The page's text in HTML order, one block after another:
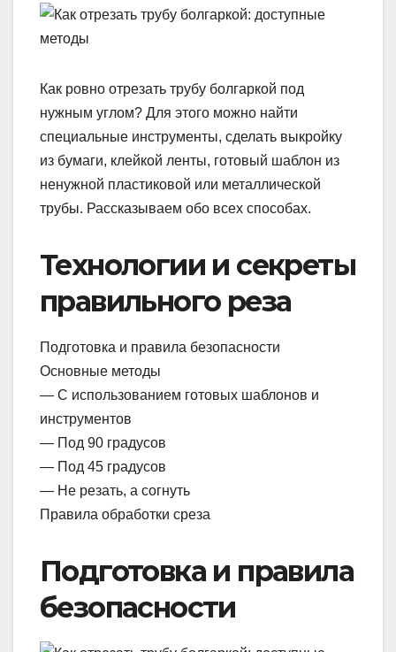
Как ровно отрезать трубу болгаркой под
нужным углом? Для этого можно найти
специальные инструменты, сделать выкройку
из бумаги, клейкой ленты, готовый шаблон из
ненужной пластиковой или металлической
трубы. Рассказываем обо всех способах.
Технологии и секреты
правильного реза
Подготовка и правила безопасности
Основные методы
— С использованием готовых шаблонов и
инструментов
— Под 90 градусов
— Под 45 градусов
— Не резать, а согнуть
Правила обработки среза
Подготовка и правила
безопасности